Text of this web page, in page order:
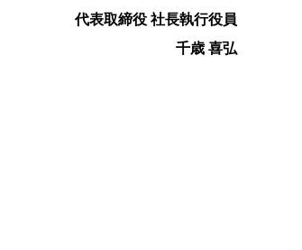
代表取締役 社長執行役員
千歳 喜弘